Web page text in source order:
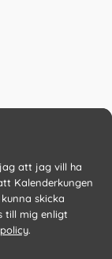
att jag vill ha
Kalenderkungen
skicka
till mig enligt
.